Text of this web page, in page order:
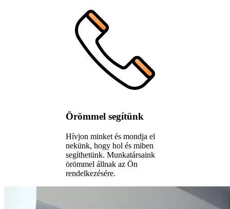
Örömmel segítünk
Hívjon minket és mondja el
nekünk, hogy hol és miben
segíthetünk. Munkatársaink
örömmel állnak az Ön
rendelkezésére.